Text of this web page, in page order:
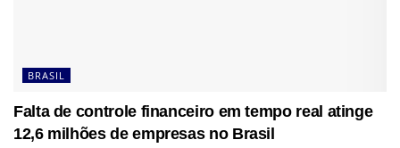
BRASIL
Falta de controle financeiro em tempo real atinge
12,6 milhões de empresas no Brasil